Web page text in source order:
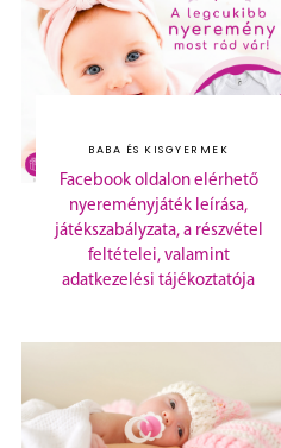
BABA ÉS KISGYERMEK
Facebook oldalon elérhető
nyereményjáték leírása,
játékszabályzata, a részvétel
feltételei, valamint
adatkezelési tájékoztatója